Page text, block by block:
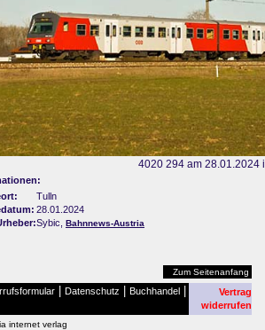
4020 294 am 28.01.2024
Tulln
28.01.2024
Sybic, Bahnnews-Austria
Zum Seitenanfang
Datenschutz Buchhandel
Vertrag
widerrufen
internet verlag